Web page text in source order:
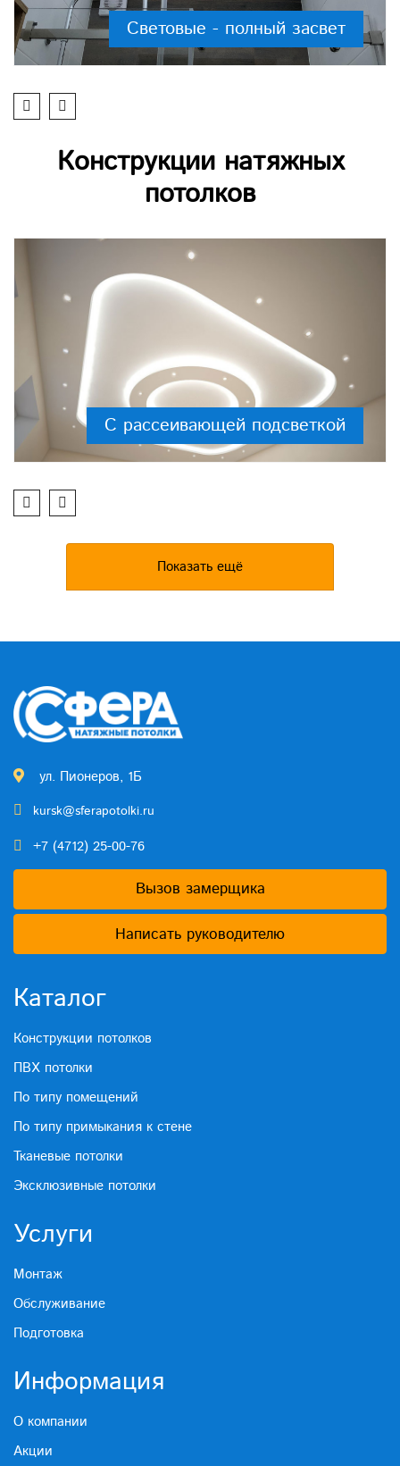
Световые - полный засвет
Конструкции натяжных
потолков
С рассеивающей подсветкой
Показать ещё
ул. Пионеров, 1Б
kursk@sferapotolki.ru
+7 (4712) 25-00-76
Вызов замерщика
Написать руководителю
Каталог
Конструкции потолков
ПВХ потолки
По типу помещений
По типу примыкания к стене
Тканевые потолки
Эксклюзивные потолки
Услуги
Монтаж
Обслуживание
Подготовка
Информация
О компании
Акции